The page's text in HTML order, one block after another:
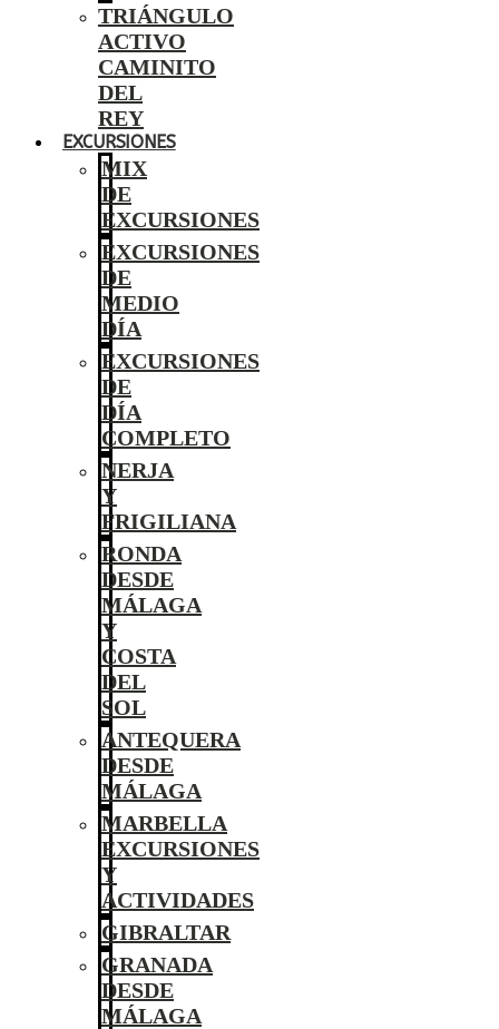
TRIÁNGULO
ACTIVO
CAMINITO
DEL
REY
EXCURSIONES
MIX
DE
EXCURSIONES
EXCURSIONES
DE
MEDIO
DÍA
EXCURSIONES
DE
DÍA
COMPLETO
NERJA
Y
FRIGILIANA
RONDA
DESDE
MÁLAGA
Y
COSTA
DEL
SOL
ANTEQUERA
DESDE
MÁLAGA
MARBELLA
EXCURSIONES
Y
ACTIVIDADES
GIBRALTAR
GRANADA
DESDE
MÁLAGA